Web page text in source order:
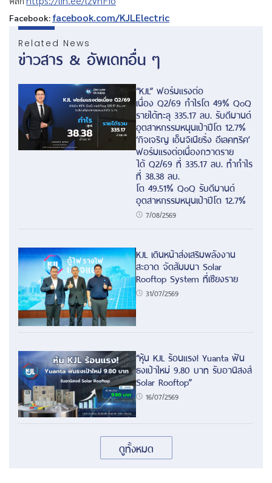
Facebook: facebook.com/KJLElectric
Related News
ข่าวสาร & อัพเดทอื่น ๆ
“KJL” ฟอร์มแรงต่อ
เนื่อง Q2/69 กำไรโต 49% QoQ
รายได้ทะลุ 335.17 ลบ. รับดีมานด์
อุตสาหกรรมหนุนเป้าปีโต 12.7%
‘กิจเจริญ เอ็นจิเนียริ่ง อีเลคทริค’
ฟอร์มแรงต่อเนื่องกวาดราย
ได้ Q2/69 ที่ 335.17 ลบ. ทำกำไร
ที่ 38.38 ลบ.
โต 49.51% QoQ รับดีมานด์
อุตสาหกรรมหนุนเป้าปีโต 12.7%
7/08/2569
KJL เดินหน้าส่งเสริมพลังงาน
สะอาด จัดสัมมนา Solar
Rooftop System ที่เชียงราย
31/07/2569
“หุ้น KJL ร้อนแรง! Yuanta ฟัน
ธงเป้าใหม่ 9.80 บาท รับอานิสงส์
Solar Rooftop”
16/07/2569
ดูทั้งหมด